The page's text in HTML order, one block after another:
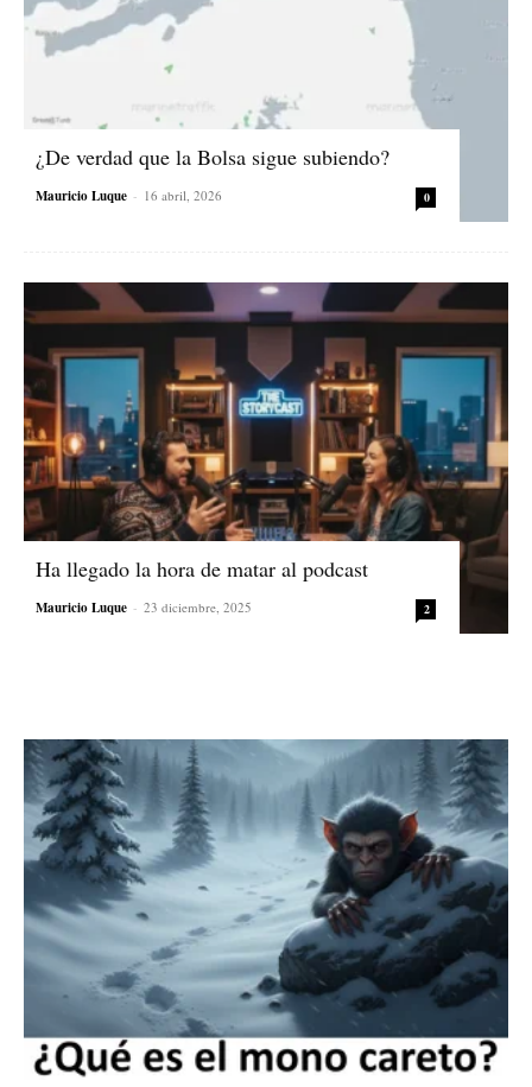
¿De verdad que la Bolsa sigue subiendo?
Mauricio Luque - 16 abril, 2026 0
Ha llegado la hora de matar al podcast
Mauricio Luque - 23 diciembre, 2025 2